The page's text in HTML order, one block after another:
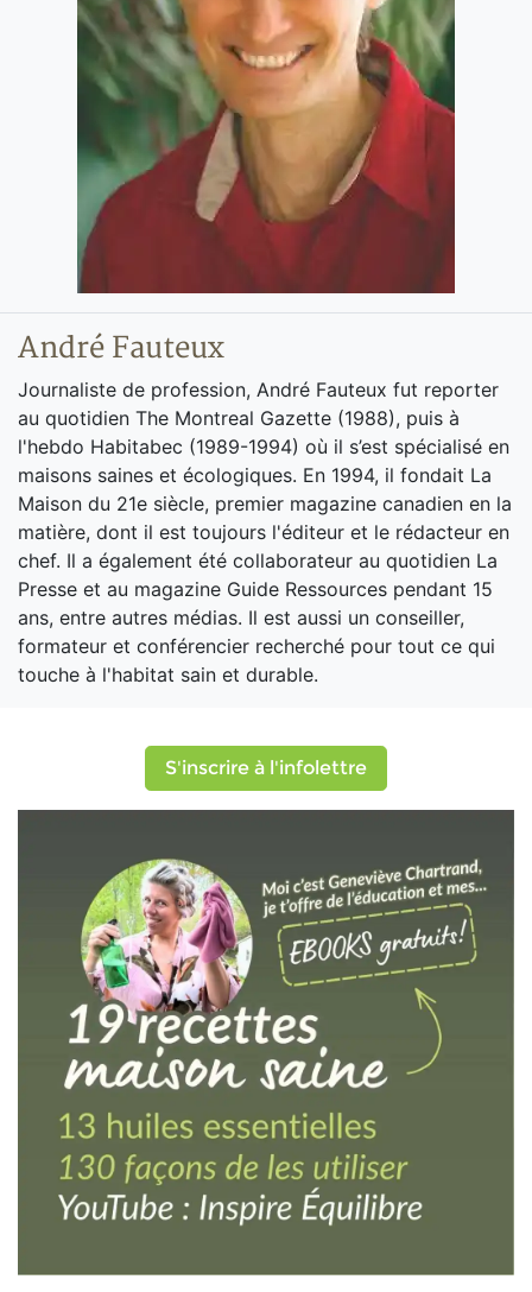
André Fauteux
Journaliste de profession, André Fauteux fut reporter
au quotidien The Montreal Gazette (1988), puis à
l'hebdo Habitabec (1989-1994) où il s’est spécialisé en
maisons saines et écologiques. En 1994, il fondait La
Maison du 21e siècle, premier magazine canadien en la
matière, dont il est toujours l'éditeur et le rédacteur en
chef. Il a également été collaborateur au quotidien La
Presse et au magazine Guide Ressources pendant 15
ans, entre autres médias. Il est aussi un conseiller,
formateur et conférencier recherché pour tout ce qui
touche à l'habitat sain et durable.
S'inscrire à l'infolettre